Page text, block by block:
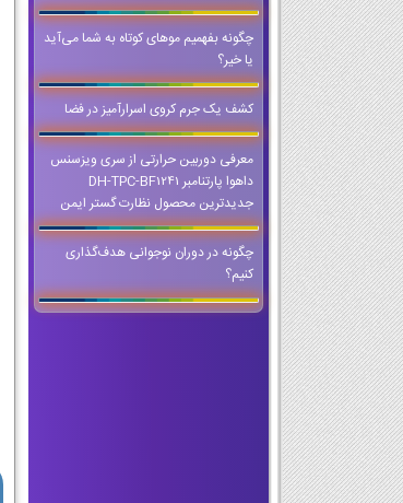
چگونه بفهمیم موهای کوتاه به شما می‌آید
یا خیر؟
کشف یک جرم کروی اسرارآمیز در فضا
معرفی دوربین حرارتی از سری ویزسنس
داهوا پارتنامبر DH-TPC-BF1241
جدیدترین محصول نظارت گستر ایمن
چگونه در دوران نوجوانی هدف‌گذاری
کنیم؟